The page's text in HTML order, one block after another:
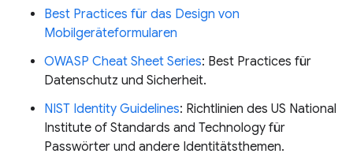
Best Practices für das Design von
Mobilgeräteformularen
OWASP Cheat Sheet Series: Best Practices für
Datenschutz und Sicherheit.
NIST Identity Guidelines: Richtlinien des US National
Institute of Standards and Technology für
Passwörter und andere Identitätsthemen.